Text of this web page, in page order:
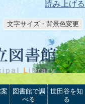
読み上げる
文字サイズ・背景色変更
図書館で調
べる
世田谷を知
る